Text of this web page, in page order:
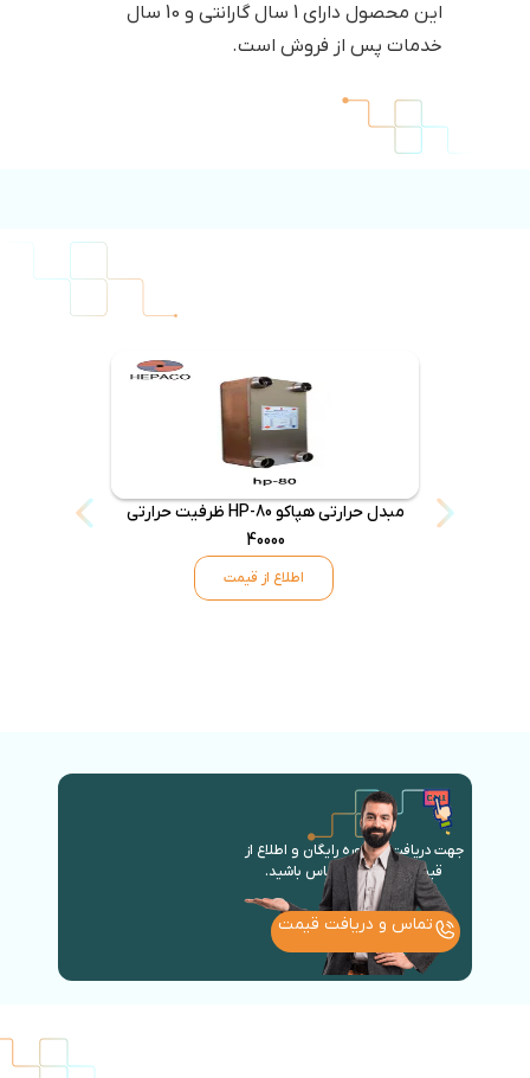
این محصول دارای 1 سال گارانتی و 10 سال
خدمات پس از فروش است.
مبدل حرارتی هپاکو HP-80 ظرفیت حرارتی
40000
اطلاع از قیمت
جهت دریافت مشاوره رایگان و اطلاع از
قیمت روز با ما در تماس باشید.
تماس و دریافت قیمت